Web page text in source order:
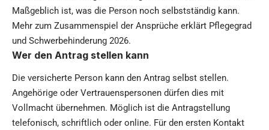
Maßgeblich ist, was die Person noch selbstständig kann.
Mehr zum Zusammenspiel der Ansprüche erklärt Pflegegrad
und Schwerbehinderung 2026.
Wer den Antrag stellen kann
Die versicherte Person kann den Antrag selbst stellen.
Angehörige oder Vertrauenspersonen dürfen dies mit
Vollmacht übernehmen. Möglich ist die Antragstellung
telefonisch, schriftlich oder online. Für den ersten Kontakt